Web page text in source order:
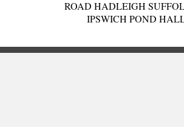
ROAD HADLEIGH
IPSWICH POND